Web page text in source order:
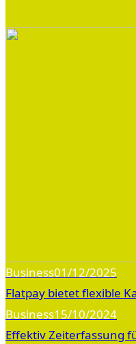
Business01/12/2025
Flatpay bietet flexible
Business15/10/2024
Effektiv Zeiterfassung